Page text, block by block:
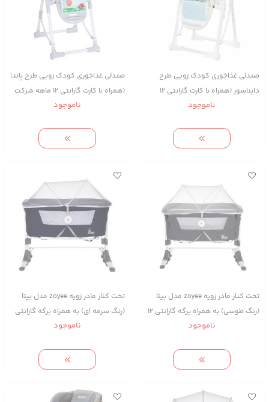
صندلی غذاخوری کودک زویی طرح
دایناسور (همراه با کارت گارانتی ۱۲
ماهه شرکت زویه)ناموجود
صندلی غذاخوری کودک زویی طرح پاندا
(همراه با کارت گارانتی ۱۲ ماهه شرکت
ناموجود
تخت کنار مادر زویه zoyee مدل بیتا
(رنگ طوسی) به همراه برگه گارانتی 12
ناموجود
تخت کنار مادر زویه zoyee مدل بیتا
(رنگ سرمه ای) به همراه برگه گارانتی
ناموجود